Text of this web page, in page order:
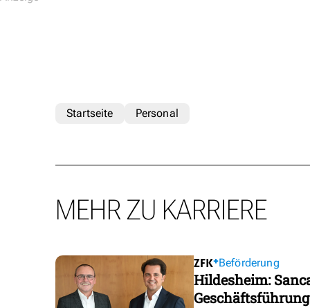
Startseite Personal
MEHR ZU KARRIERE
Beförderung
Hildesheim: